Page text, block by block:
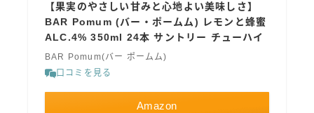
【果実のやさしい甘みと心地よい美味しさ】
BAR Pomum (バー・ポームム) レモンと蜂蜜
ALC.4% 350ml 24本 サントリー チューハイ
BAR Pomum(バー ポームム)
口コミを見る
Amazon